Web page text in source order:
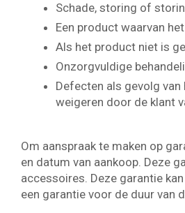
Schade, storing of
Een product waarvan
Als het product niet is
Onzorgvuldige
Defecten als gevolg
weigeren door de klant
Om aanspraak te maken op
en datum van aankoop. Deze
accessoires. Deze garantie
een garantie voor de duur van